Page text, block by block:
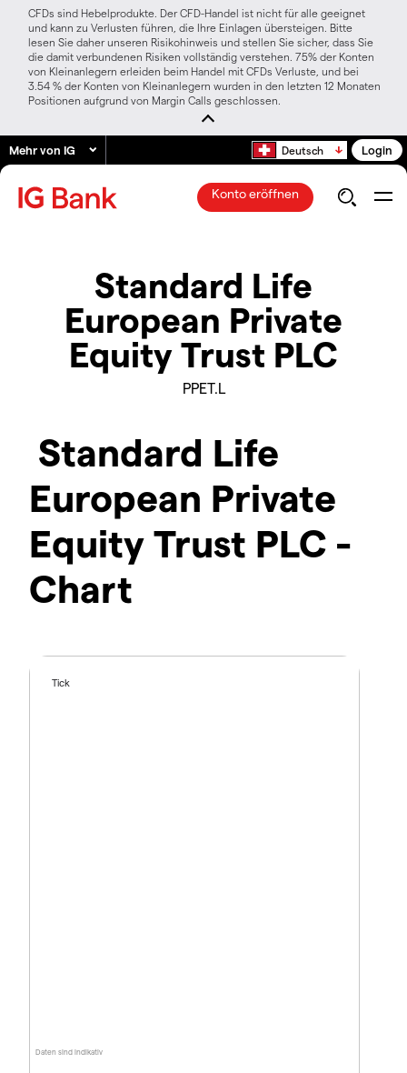
CFDs sind Hebelprodukte. Der CFD-Handel ist nicht für alle geeignet
und kann zu Verlusten führen, die Ihre Einlagen übersteigen. Bitte
lesen Sie daher unseren Risikohinweis und stellen Sie sicher, dass Sie
die damit verbundenen Risiken vollständig verstehen. 75% der Konten
von Kleinanlegern erleiden beim Handel mit CFDs Verluste, und bei
3.54 % der Konten von Kleinanlegern wurden in den letzten 12 Monaten
Positionen aufgrund von Margin Calls geschlossen.
Mehr von IG Deutsch Login
Konto eröffnen
Standard Life
European Private
Equity Trust PLC
PPET.L
Standard Life
European Private
Equity Trust PLC -
Chart
Daten sind indikativ
Tick